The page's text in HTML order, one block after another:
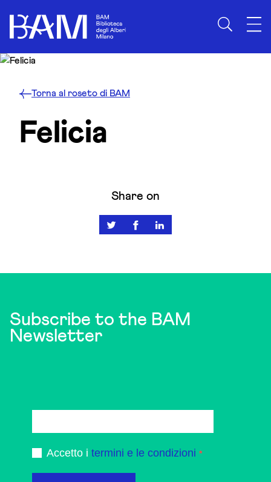
Torna al roseto di BAM
Felicia
Share on
Subscribe to the BAM
Newsletter
Accetto i termini e le condizioni